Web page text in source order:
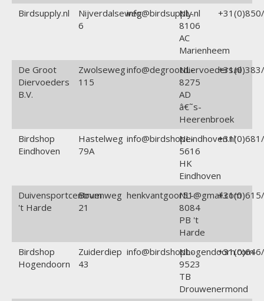
Birdsupply.nl
Nijverdalseweg
6
info@birdsupply.nl
NL-
8106
AC
Marienheem
De Groot
Diervoeders
B.V.
Zwolseweg
115
info@degrootdiervoeders.nl
NL-
8275
AD
â€˜s-
Heerenbroek
Birdshop
Eindhoven
Hastelweg
79A
info@birdshopeindhoven.nl
NL-
5616
HK
Eindhoven
Duivensportcentrum
't Harde
Bovenweg
21
henkvantgoor51@gmail.com
NL-
8084
PB 't
Harde
Birdshop
Hogendoorn
Zuiderdiep
43
info@birdshophogendoorn.com
NL-
9523
TB
Drouwenermond